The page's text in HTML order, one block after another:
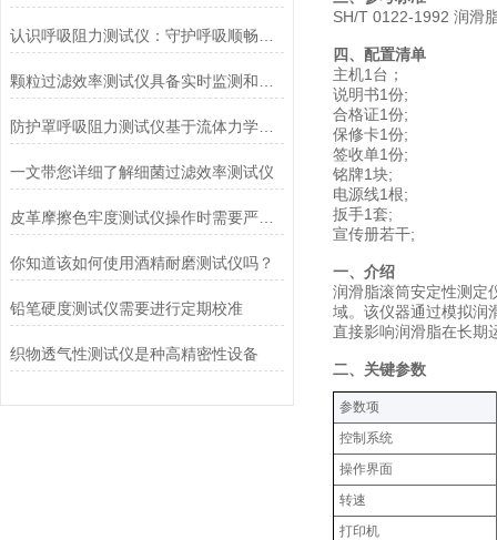
防护罩呼吸阻力测试仪基于流体力学与压力传感技术
一文带您详细了解细菌过滤效率测试仪
皮革摩擦色牢度测试仪操作时需要严格遵循规程
你知道该如何使用酒精耐磨测试仪吗？
铅笔硬度测试仪需要进行定期校准
织物透气性测试仪是种高精密性设备
SH/T 0122-1992 润滑
四、配置清单
主机1台；
说明书1份;
合格证1份;
保修卡1份;
签收单1份;
铭牌1块;
电源线1根;
扳手1套;
宣传册若干;
‌一、介绍‌
润滑脂滚筒安定性测定
域。该仪器通过模拟润
直接影响润滑脂在长期
‌二、关键参数
‌参数项‌
控制系统
操作界面
转速
打印机